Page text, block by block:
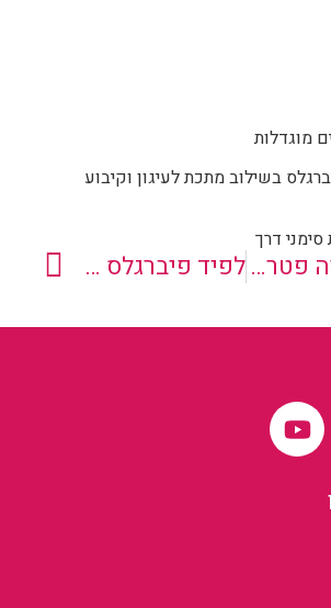
מוגדלות
בשילוב מתכת לעיגון וקיבוע
דרך
גוף מנורה פטריה ענקית לפיד פיברגלס ליד ושם